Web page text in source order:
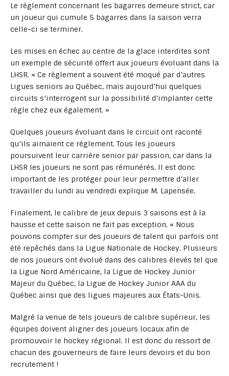
Le règlement concernant les bagarres demeure strict, car
un joueur qui cumule 5 bagarres dans la saison verra
celle-ci se terminer.
Les mises en échec au centre de la glace interdites sont
un exemple de sécurité offert aux joueurs évoluant dans la
LHSR. « Ce règlement a souvent été moqué par d’autres
Ligues seniors au Québec, mais aujourd’hui quelques
circuits s’interrogent sur la possibilité d’implanter cette
règle chez eux également. »
Quelques joueurs évoluant dans le circuit ont raconté
qu’ils aimaient ce règlement. Tous les joueurs
poursuivent leur carrière senior par passion, car dans la
LHSR les joueurs ne sont pas rémunérés. Il est donc
important de les protéger pour leur permettre d’aller
travailler du lundi au vendredi explique M. Lapensée.
Finalement, le calibre de jeux depuis 3 saisons est à la
hausse et cette saison ne fait pas exception. « Nous
pouvons compter sur des joueurs de talent qui parfois ont
été repêchés dans la Ligue Nationale de Hockey. Plusieurs
de nos joueurs ont évolué dans des calibres élevés tel que
la Ligue Nord Américaine, la Ligue de Hockey Junior
Majeur du Québec, la Ligue de Hockey Junior AAA du
Québec ainsi que des ligues majeures aux États-Unis.
Malgré la venue de tels joueurs de calibre supérieur, les
équipes doivent aligner des joueurs locaux afin de
promouvoir le hockey régional. Il est donc du ressort de
chacun des gouverneurs de faire leurs devoirs et du bon
recrutement !